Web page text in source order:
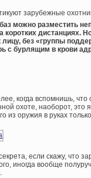
зарубежные
можно разместить
коротких дистанциях.
лицу, без «группы
с бурлящим в крови
когда вспомнишь,
охоте, наоборот, это
из оружия в руках
если скажу, что
иногда вообще